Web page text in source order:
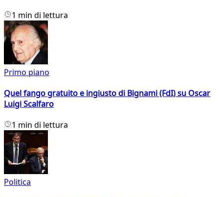
1 min di lettura
Primo piano
Quel fango gratuito e ingiusto di Bignami (FdI) su Oscar
Luigi Scalfaro
1 min di lettura
Politica